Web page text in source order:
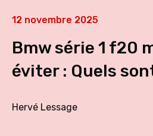
12 novembre 2025
Bmw série 1 f20
éviter : Quels
Hervé Lessage